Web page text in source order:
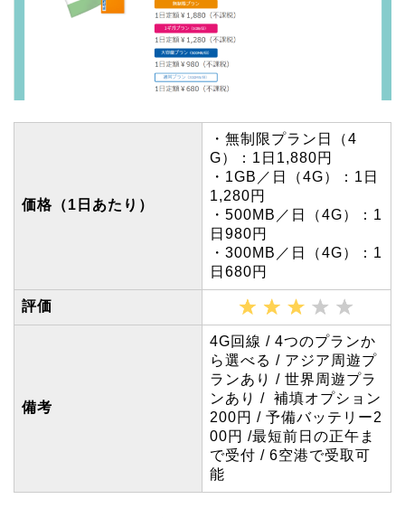
価格（1日あたり）
・無制限プラン日（4
G）：1日1,880円
・1GB／日（4G）：1日
1,280円
・500MB／日（4G）：1
日980円
・300MB／日（4G）：1
日680円
評価
備考
4G回線 / 4つのプランか
ら選べる / アジア周遊プ
ランあり / 世界周遊プラ
ンあり / 補填オプション
200円 / 予備バッテリー2
00円 /最短前日の正午ま
で受付 / 6空港で受取可
能